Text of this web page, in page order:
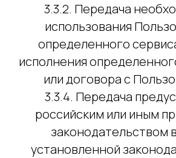
3.3.2. Передача
использования
определенного
исполнения
или договора с
3.3.4. Передача
российским или иным
законодательством
установленной